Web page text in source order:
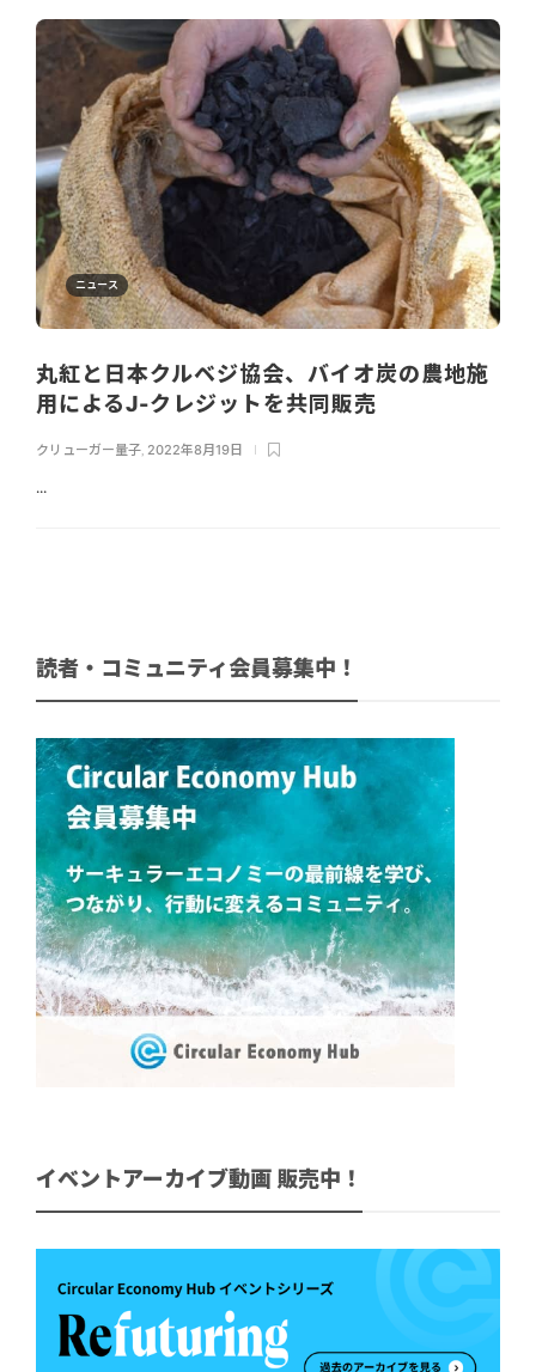
ニュース
丸紅と日本クルベジ協会、バイオ炭の農地施
用によるJ-クレジットを共同販売
クリューガー量子 2022年8月19日
...
読者・コミュニティ会員募集中！
イベントアーカイブ動画 販売中！